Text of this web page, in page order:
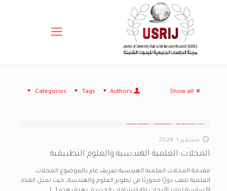
Categories Tags Authors Show all
سبتمبر 1, 2024
المجلات العلمية الهندسية والعلوم التطبيقية
مقدمة المجلات العلمية الهندسية تعريف عام بالموضوع المجلات
العلمية تلعب دورًا محوريًا في تطوير العلوم والهندسة، حيث تمثل القناة